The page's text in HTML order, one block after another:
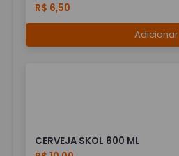
R$ 6,50
Adicionar
CERVEJA SKOL 600 ML